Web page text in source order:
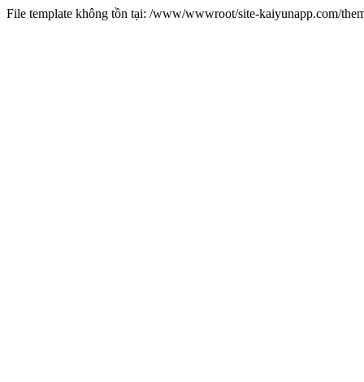
File template không tồn tại: /www/wwwroot/site-kaiyunapp.com/